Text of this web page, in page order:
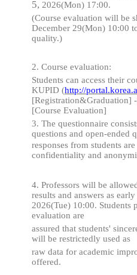
5, 2026(Mon) 17:00.
(Course evaluation will be
December 29(Mon) 10:00
quality.)
2. Course evaluation:
Students can access their
KUPID (http://
[Registration&Graduation]
[Course Evaluation]
3. The questionnaire
questions and open-ended
responses from students
confidentiality and
4. Professors will be
results and answers as
2026(Tue) 10:00. Students
evaluation are
assured that students'
will be restrictedly used as
raw data for academic
offered.